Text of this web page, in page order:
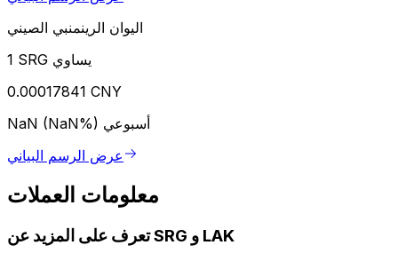
اليوان الرينمنبي الصيني
1 SRG يساوي
0.00017841 CNY
NaN (NaN%) أسبوعي
عرض الرسم البياني
معلومات العملات
تعرف على المزيد عن SRG و LAK